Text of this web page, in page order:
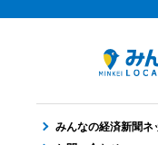
みんなの経済新聞ネ